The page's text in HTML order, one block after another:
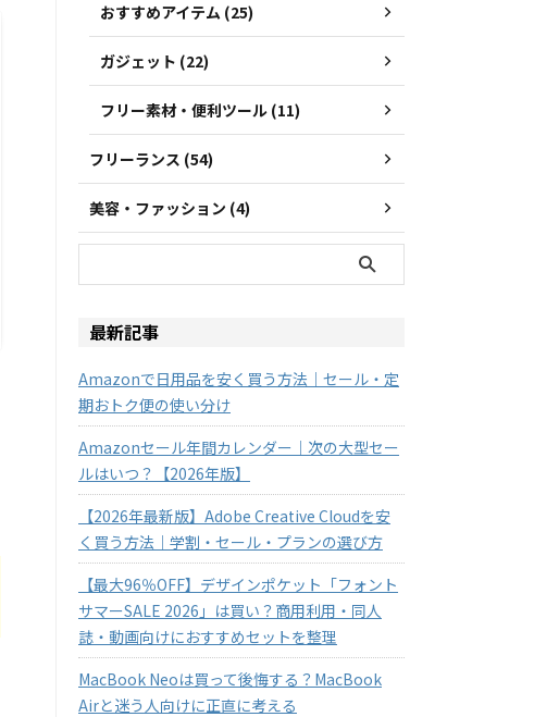
おすすめアイテム (25)
ガジェット (22)
フリー素材・便利ツール (11)
フリーランス (54)
美容・ファッション (4)
最新記事
Amazonで日用品を安く買う方法｜セール・定
期おトク便の使い分け
Amazonセール年間カレンダー｜次の大型セー
ルはいつ？【2026年版】
【2026年最新版】Adobe Creative Cloudを安
く買う方法｜学割・セール・プランの選び方
【最大96％OFF】デザインポケット「フォント
サマーSALE 2026」は買い？商用利用・同人
誌・動画向けにおすすめセットを整理
MacBook Neoは買って後悔する？MacBook
Airと迷う人向けに正直に考える